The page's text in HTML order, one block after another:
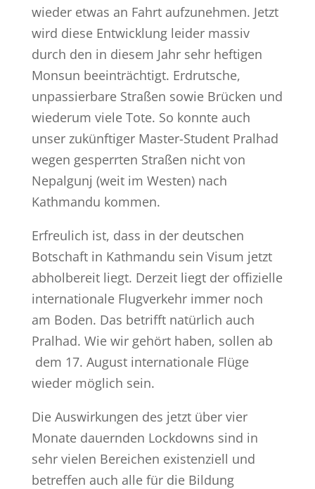
wieder etwas an Fahrt aufzunehmen. Jetzt
wird diese Entwicklung leider massiv
durch den in diesem Jahr sehr heftigen
Monsun beeinträchtigt. Erdrutsche,
unpassierbare Straßen sowie Brücken und
wiederum viele Tote. So konnte auch
unser zukünftiger Master-Student Pralhad
wegen gesperrten Straßen nicht von
Nepalgunj (weit im Westen) nach
Kathmandu kommen.
Erfreulich ist, dass in der deutschen
Botschaft in Kathmandu sein Visum jetzt
abholbereit liegt. Derzeit liegt der offizielle
internationale Flugverkehr immer noch
am Boden. Das betrifft natürlich auch
Pralhad. Wie wir gehört haben, sollen ab
dem 17. August internationale Flüge
wieder möglich sein.
Die Auswirkungen des jetzt über vier
Monate dauernden Lockdowns sind in
sehr vielen Bereichen existenziell und
betreffen auch alle für die Bildung